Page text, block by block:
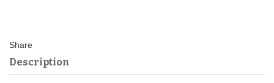
Description